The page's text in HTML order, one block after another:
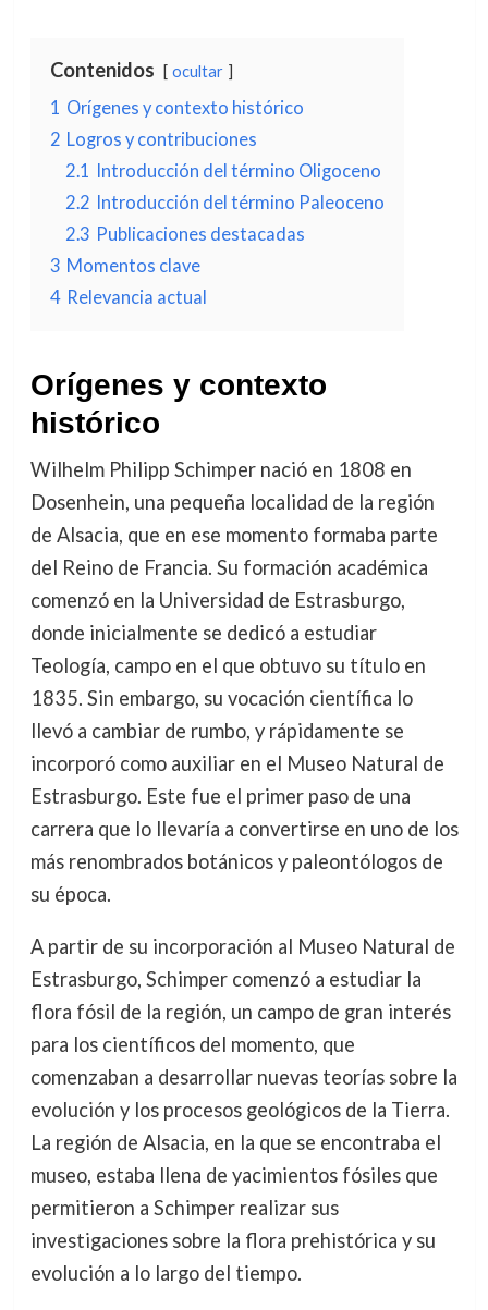
Contenidos ocultar
1 Orígenes y contexto histórico
2 Logros y contribuciones
2.1 Introducción del término Oligoceno
2.2 Introducción del término Paleoceno
2.3 Publicaciones destacadas
3 Momentos clave
4 Relevancia actual
Orígenes y contexto
histórico
Wilhelm Philipp Schimper nació en 1808 en
Dosenhein, una pequeña localidad de la región
de Alsacia, que en ese momento formaba parte
del Reino de Francia. Su formación académica
comenzó en la Universidad de Estrasburgo,
donde inicialmente se dedicó a estudiar
Teología, campo en el que obtuvo su título en
1835. Sin embargo, su vocación científica lo
llevó a cambiar de rumbo, y rápidamente se
incorporó como auxiliar en el Museo Natural de
Estrasburgo. Este fue el primer paso de una
carrera que lo llevaría a convertirse en uno de los
más renombrados botánicos y paleontólogos de
su época.
A partir de su incorporación al Museo Natural de
Estrasburgo, Schimper comenzó a estudiar la
flora fósil de la región, un campo de gran interés
para los científicos del momento, que
comenzaban a desarrollar nuevas teorías sobre la
evolución y los procesos geológicos de la Tierra.
La región de Alsacia, en la que se encontraba el
museo, estaba llena de yacimientos fósiles que
permitieron a Schimper realizar sus
investigaciones sobre la flora prehistórica y su
evolución a lo largo del tiempo.